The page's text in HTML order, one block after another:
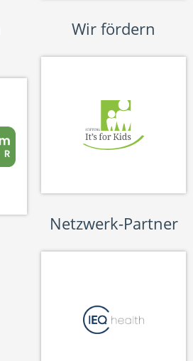
Wir fördern
Netzwerk-Partner